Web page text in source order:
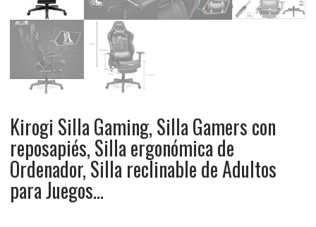
Kirogi Silla Gaming, Silla Gamers con
reposapiés, Silla ergonómica de
Ordenador, Silla reclinable de Adultos
para Juegos…